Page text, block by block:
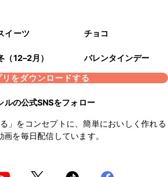
イーツ チョコ
（12–2月）
バレンタインデー
リをダウンロードする
ルの公式SNSをフォロー
」をコンセプトに、簡単においしく作れる
画を毎日配信しています。